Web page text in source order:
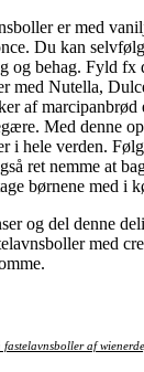
er med
Du kan
og behag. Fyld fx
med Nutella,
af marcipanbrød
Med denne
i hele verden.
ret nemme at
børnene med i
og del denne
med
fastelavnsboller af